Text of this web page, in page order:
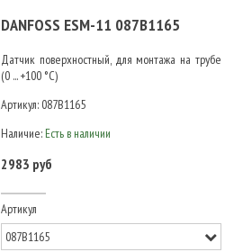
DANFOSS ESM-11 087B1165
Датчик поверхностный, для монтажа на трубе
(0 ... +100 °С)
Артикул: 087B1165
Наличие: Есть в наличии
2983 руб
Артикул